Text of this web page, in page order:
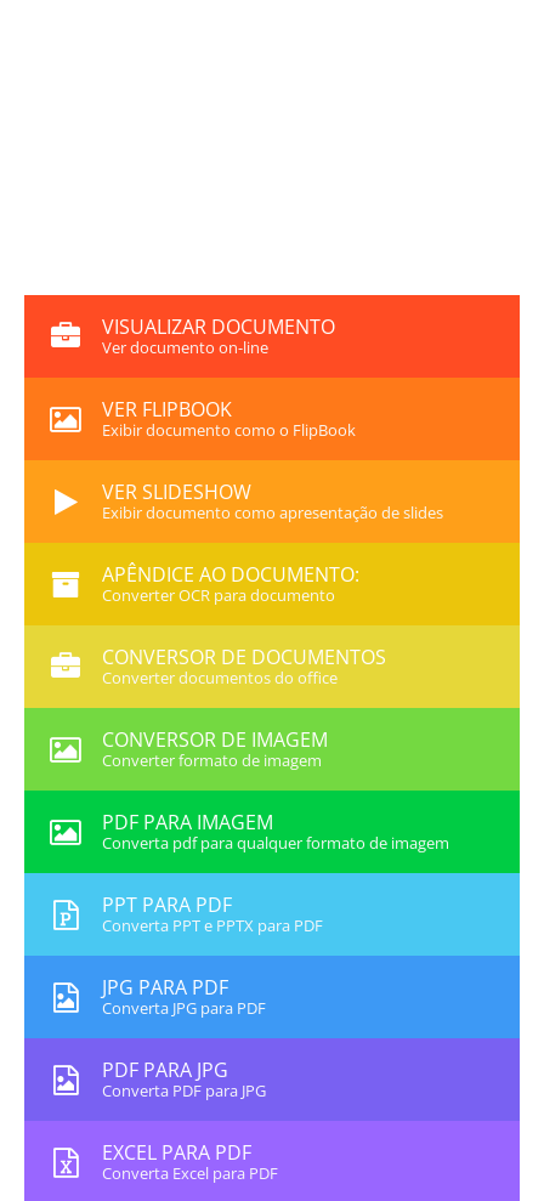
VISUALIZAR DOCUMENTO
Ver documento on-line
VER FLIPBOOK
Exibir documento como o FlipBook
VER SLIDESHOW
Exibir documento como apresentação de slides
APÊNDICE AO DOCUMENTO:
Converter OCR para documento
CONVERSOR DE DOCUMENTOS
Converter documentos do office
CONVERSOR DE IMAGEM
Converter formato de imagem
PDF PARA IMAGEM
Converta pdf para qualquer formato de imagem
PPT PARA PDF
Converta PPT e PPTX para PDF
JPG PARA PDF
Converta JPG para PDF
PDF PARA JPG
Converta PDF para JPG
EXCEL PARA PDF
Converta Excel para PDF